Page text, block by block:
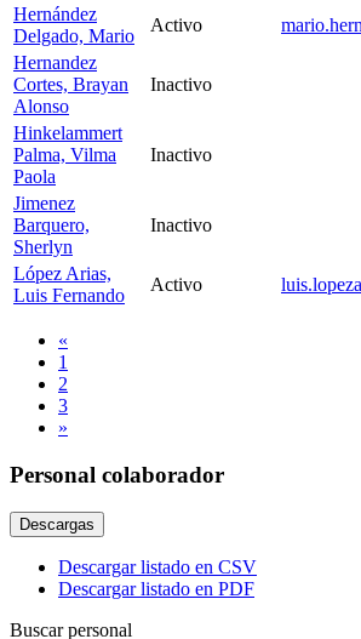
Hernández
Delgado, Mario
Activo
Hernandez
Cortes, Brayan
Alonso
Inactivo
Hinkelammert
Palma, Vilma
Paola
Inactivo
Jimenez
Barquero,
Sherlyn
Inactivo
López Arias,
Luis Fernando
Activo
«
1
2
3
»
Personal colaborador
Descargas
Descargar listado en CSV
Descargar listado en PDF
Buscar personal